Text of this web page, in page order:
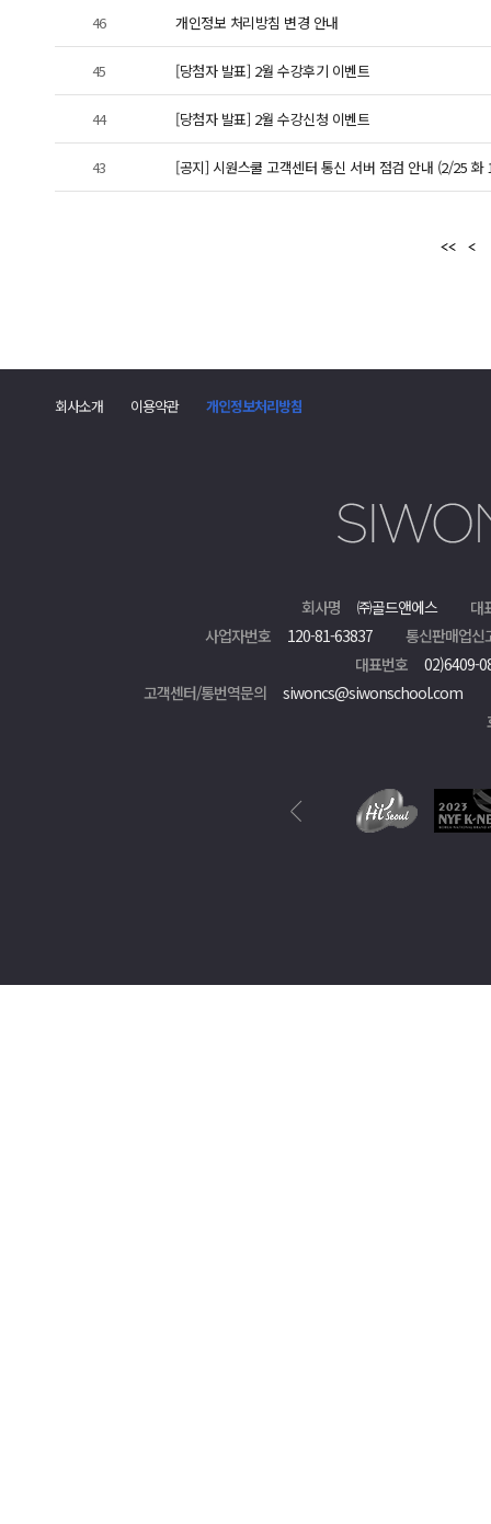
46 개인정보 처리방침 변경 안내
45 [당첨자 발표] 2월 수강후기 이벤트
44 [당첨자 발표] 2월 수강신청 이벤트
43 [공지] 시원스쿨 고객센터 통신 서버 점검 안내 (2/25 화
회사소개 이용약관 개인정보처리방침
회사명 ㈜골드앤에스
대
사업자번호
120-81-63837
통신판매업신
대표번호
02)6409-
고객센터/통번역문의
siwoncs@siwonschool.com